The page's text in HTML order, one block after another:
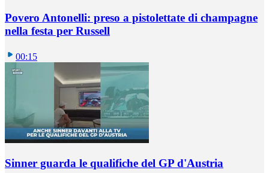
Povero Antonelli: preso a pistolettate di champagne
nella festa per Russell
00:15
Sinner guarda le qualifiche del GP d'Austria